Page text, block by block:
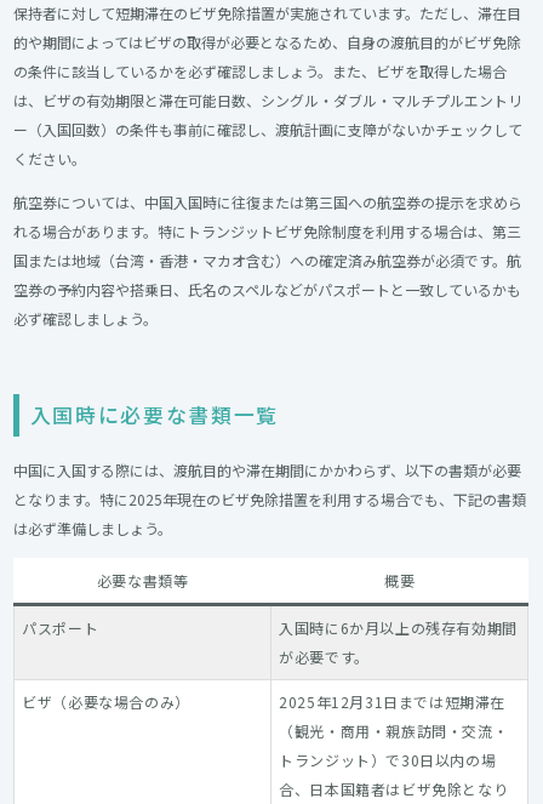
保持者に対して短期滞在のビザ免除措置が実施されています。ただし、滞在目
的や期間によってはビザの取得が必要となるため、自身の渡航目的がビザ免除
の条件に該当しているかを必ず確認しましょう。また、ビザを取得した場合
は、ビザの有効期限と滞在可能日数、シングル・ダブル・マルチプルエントリ
ー（入国回数）の条件も事前に確認し、渡航計画に支障がないかチェックして
ください。
航空券については、中国入国時に往復または第三国への航空券の提示を求めら
れる場合があります。特にトランジットビザ免除制度を利用する場合は、第三
国または地域（台湾・香港・マカオ含む）への確定済み航空券が必須です。航
空券の予約内容や搭乗日、氏名のスペルなどがパスポートと一致しているかも
必ず確認しましょう。
入国時に必要な書類一覧
中国に入国する際には、渡航目的や滞在期間にかかわらず、以下の書類が必要
となります。特に2025年現在のビザ免除措置を利用する場合でも、下記の書類
は必ず準備しましょう。
必要な書類等 概要
パスポート
入国時に6か月以上の残存有効期間
が必要です。
ビザ（必要な場合のみ）
2025年12月31日までは短期滞在
（観光・商用・親族訪問・交流・
トランジット）で30日以内の場
合、日本国籍者はビザ免除となり